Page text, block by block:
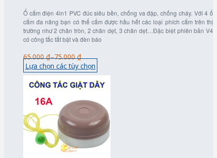
Ổ cắm điện 4in1 PVC đúc siêu bền, chống va đập, chống cháy. Với 4 ổ
cắm đa năng bạn có thể cắm được hầu hết các loại phích cắm trên thị
trường như 2 chân tròn, 2 chân dẹt, 3 chân dẹt…Đặc biệt phiên bản V4
có công tắc tắt bật và đèn báo
65.000 ₫–75.000 ₫
Lựa chọn các tùy chọn